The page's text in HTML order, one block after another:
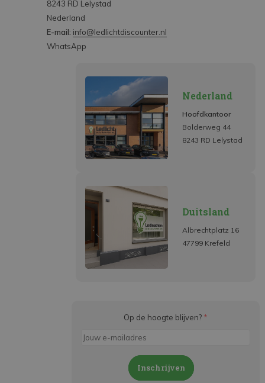
8243 RD Lelystad
Nederland
E-mail: info@ledlichtdiscounter.nl
WhatsApp
Nederland
Hoofdkantoor
Bolderweg 44
8243 RD Lelystad
Duitsland
Albrechtplatz 16
47799 Krefeld
Op de hoogte blijven? *
Inschrijven